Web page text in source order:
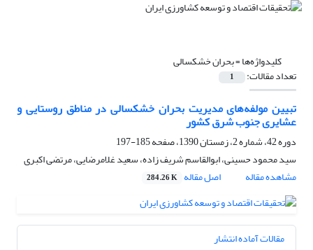
کلیدواژه‌ها =بحران خشکسالی
تعداد مقالات: 1
تبیین مولفه‌های مدیریت بحران خشکسالی در مناطق روستایی و
عشایری جنوب شرق کشور
دوره 42، شماره 2، زمستان 1390، صفحه
185-197
سید محمود حسینی، ابوالقاسم شریف زاده، سعید غلامرضایی، مرتضی اکبری
مشاهده مقاله
اصل مقاله 284.26 K
مقالات آماده انتشار